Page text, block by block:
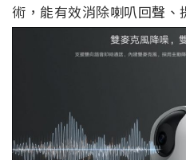
術，能有效消除喇叭回聲、